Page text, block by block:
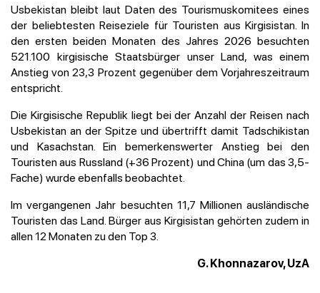
Usbekistan bleibt laut Daten des Tourismuskomitees eines
der beliebtesten Reiseziele für Touristen aus Kirgisistan. In
den ersten beiden Monaten des Jahres 2026 besuchten
521.100 kirgisische Staatsbürger unser Land, was einem
Anstieg von 23,3 Prozent gegenüber dem Vorjahreszeitraum
entspricht.
Die Kirgisische Republik liegt bei der Anzahl der Reisen nach
Usbekistan an der Spitze und übertrifft damit Tadschikistan
und Kasachstan. Ein bemerkenswerter Anstieg bei den
Touristen aus Russland (+36 Prozent) und China (um das 3,5-
Fache) wurde ebenfalls beobachtet.
Im vergangenen Jahr besuchten 11,7 Millionen ausländische
Touristen das Land. Bürger aus Kirgisistan gehörten zudem in
allen 12 Monaten zu den Top 3.
G. Khonnazarov, UzA